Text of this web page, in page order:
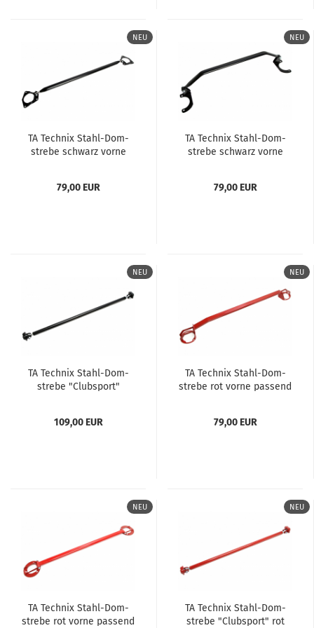
NEU
TA Tech­nix Stahl-​​Dom­
stre­be schwarz vorne
79,00 EUR
NEU
TA Tech­nix Stahl-​​Dom­
stre­be schwarz vorne
79,00 EUR
NEU
TA Tech­nix Stahl-​​Dom­
stre­be "Club­s­port"
VII (AU)...
109,00 EUR
NEU
TA Tech­nix Stahl-​​Dom­
stre­be rot vorne pas­send
79,00 EUR
NEU
TA Tech­nix Stahl-​​Dom­
stre­be rot vorne pas­send
NEU
TA Tech­nix Stahl-​​Dom­
stre­be "Club­s­port" rot